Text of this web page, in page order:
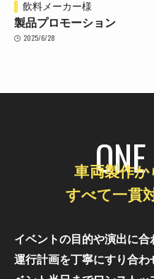
飲料メーカー様
製品プロモーション
2025/6/28
車両製作か
すべて一貫
イベントの目的や演出に合
運行計画を丁寧にすり合